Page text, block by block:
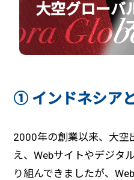
大空グローバ
① インドネシア
2000年の創業以来、大空
え、Webサイトやデジタ
り組んできましたが、